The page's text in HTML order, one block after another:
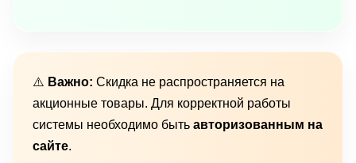
⚠️ Важно: Скидка не распространяется на
акционные товары. Для корректной работы
системы необходимо быть авторизованным на
сайте.